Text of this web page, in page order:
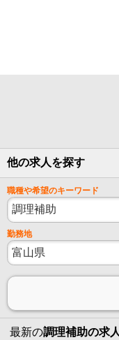
他の求人を探す
職種や希望のキーワード
勤務地
最新の調理補助の求